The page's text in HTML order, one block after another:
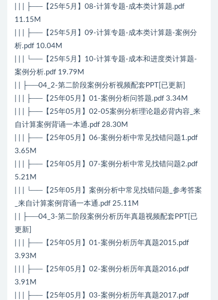
| | | ├──【25年5月】08-计算专题-成本类计算题.pdf
11.15M
| | | ├──【25年5月】09-计算专题-成本类计算题-案例分
析.pdf 10.04M
| | | └──【25年5月】10-计算专题-成本和进度类计算题-
案例分析.pdf 19.79M
| | ├──04_2-第二阶段案例分析视频配套PPT[已更新]
| | | ├──【25年05月】01-案例分析问答题.pdf 3.34M
| | | ├──【25年05月】02-05案例分析理论题必背内容_来
自计算案例背诵一本通.pdf 28.30M
| | | ├──【25年05月】06-案例分析中常见找错问题1.pdf
3.65M
| | | ├──【25年05月】07-案例分析中常见找错问题2.pdf
5.21M
| | | └──【25年05月】案例分析中常见找错问题_参考答案
_来自计算案例背诵一本通.pdf 25.11M
| | ├──04_3-第二阶段案例分析历年真题视频配套PPT[已
更新]
| | | ├──【25年05月】01-案例分析历年真题2015.pdf
3.93M
| | | ├──【25年05月】02-案例分析历年真题2016.pdf
3.91M
| | | ├──【25年05月】03-案例分析历年真题2017.pdf